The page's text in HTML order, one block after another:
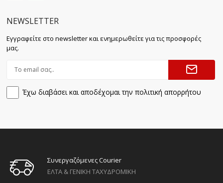
NEWSLETTER
Εγγραφείτε στο newsletter και ενημερωθείτε για τις προσφορές
μας.
Έχω διαβάσει και αποδέχομαι την πολιτική απορρήτου
Συνεργαζόμενες Courier
ΕΛΤΑ & ΓΕΝΙΚΗ ΤΑΧΥΔΡΟΜΙΚΗ